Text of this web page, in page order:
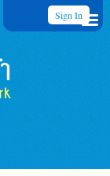
Sign In